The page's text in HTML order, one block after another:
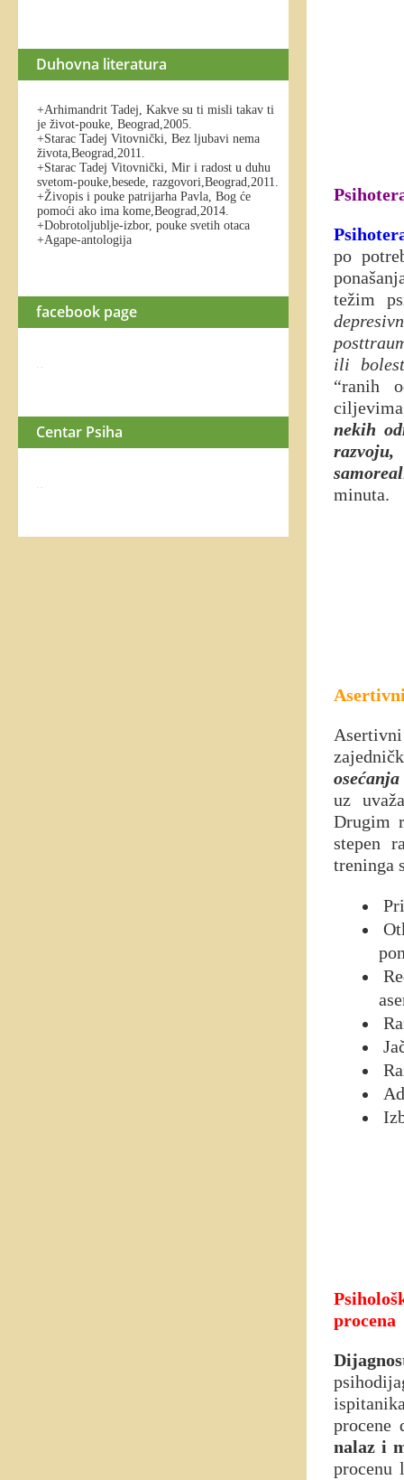
Duhovna literatura
+Arhimandrit Tadej, Kakve su ti misli takav ti
je život-pouke, Beograd,2005.
+Starac Tadej Vitovnički, Bez ljubavi nema
života,Beograd,2011.
+Starac Tadej Vitovnički, Mir i radost u duhu
svetom-pouke,besede, razgovori,Beograd,2011.
+Živopis i pouke patrijarha Pavla, Bog će
pomoći ako ima kome,Beograd,2014.
+Dobrotoljublje-izbor, pouke svetih otaca
+Agape-antologija
facebook page
Centar Psiha
po
težim
ili
“ranih
nekih
minuta.
uz
Drugim
stepen
treninga
procena
procene
nalaz i
procenu